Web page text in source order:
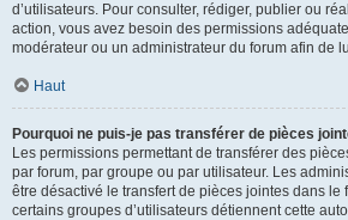
d’utilisateurs. Pour consulter, rédiger, publier ou
action, vous avez besoin des permissions
modérateur ou un administrateur du forum afin de
Haut
Pourquoi ne puis-je pas transférer de pièces
Les permissions permettant de transférer des
par forum, par groupe ou par utilisateur. Les
être désactivé le transfert de pièces jointes dans le
certains groupes d’utilisateurs détiennent cette